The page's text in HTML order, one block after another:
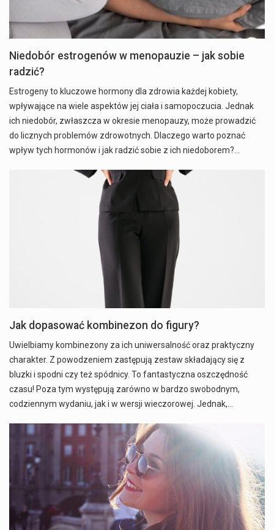
Niedobór estrogenów w menopauzie – jak sobie
radzić?
Estrogeny to kluczowe hormony dla zdrowia każdej kobiety,
wpływające na wiele aspektów jej ciała i samopoczucia. Jednak
ich niedobór, zwłaszcza w okresie menopauzy, może prowadzić
do licznych problemów zdrowotnych. Dlaczego warto poznać
wpływ tych hormonów i jak radzić sobie z ich niedoborem?…
Jak dopasować kombinezon do figury?
Uwielbiamy kombinezony za ich uniwersalność oraz praktyczny
charakter. Z powodzeniem zastępują zestaw składający się z
bluzki i spodni czy też spódnicy. To fantastyczna oszczędność
czasu! Poza tym występują zarówno w bardzo swobodnym,
codziennym wydaniu, jak i w wersji wieczorowej. Jednak,…